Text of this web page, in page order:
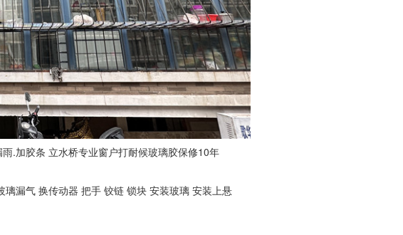
.加胶条 立水桥专业窗户打耐候玻璃胶保修10年
漏气 换传动器 把手 铰链 锁块 安装玻璃 安装上悬